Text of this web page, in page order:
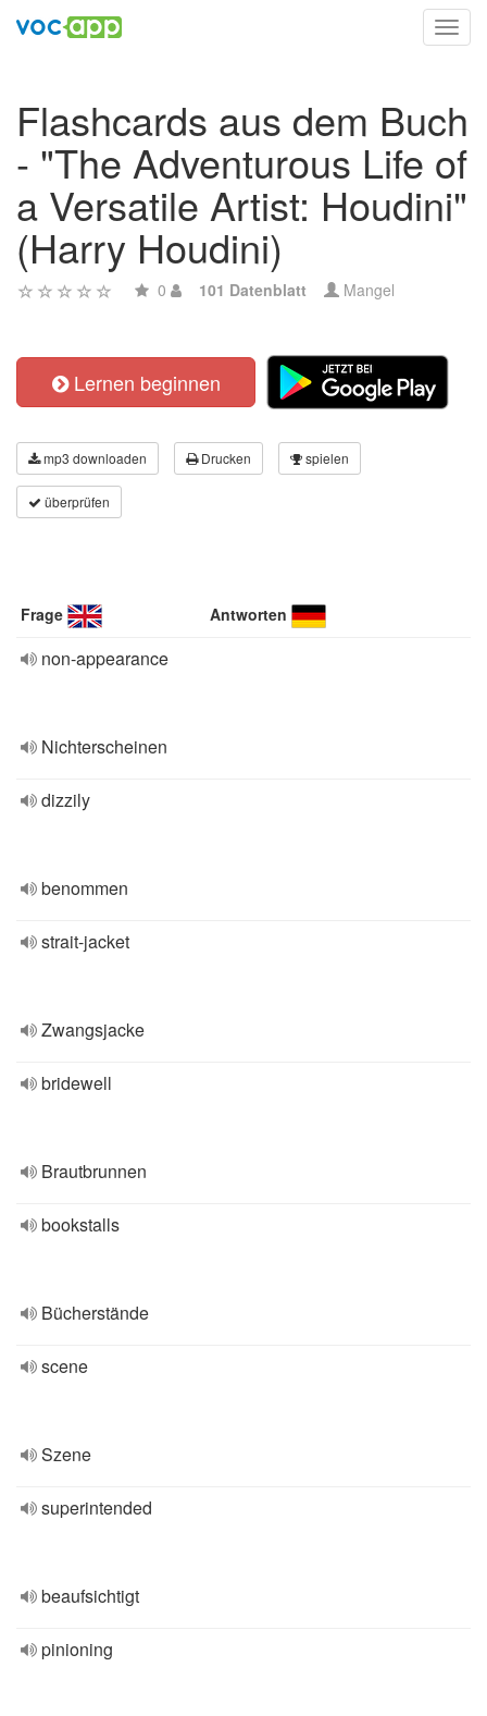
Flashcards aus dem Buch
- "The Adventurous Life of
a Versatile Artist: Houdini"
(Harry Houdini)
0 101 Datenblatt Mangel
Lernen beginnen
mp3 downloaden Drucken spielen
überprüfen
Frage Antworten
non-appearance
Nichterscheinen
dizzily
benommen
strait-jacket
Zwangsjacke
bridewell
Brautbrunnen
bookstalls
Bücherstände
scene
Szene
superintended
beaufsichtigt
pinioning